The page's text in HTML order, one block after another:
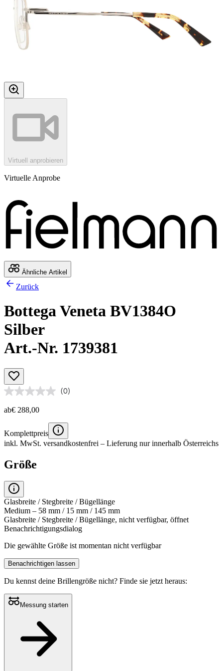
Virtuell anprobieren
Virtuelle Anprobe
Ähnliche Artikel
Zurück
Bottega Veneta BV1384O
Silber
Art.-Nr. 1739381
(0)
ab€ 288,00
Komplettpreis
inkl. MwSt. versandkostenfrei – Lieferung nur innerhalb Österreichs
Größe
Glasbreite / Stegbreite / Bügellänge
Medium – 58 mm / 15 mm / 145 mm
Glasbreite / Stegbreite / Bügellänge, nicht verfügbar, öffnet
Benachrichtigungsdialog
Die gewählte Größe ist momentan nicht verfügbar
Benachrichtigen lassen
Du kennst deine Brillengröße nicht? Finde sie jetzt heraus:
Messung starten